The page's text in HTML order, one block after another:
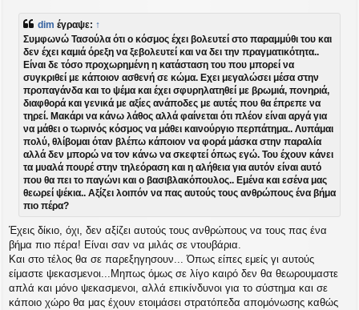
σ
σ
dim έγραψε: ↑
Συμφωνώ Τασούλα ότι ο κόσμος έχει βολευτεί στο παραμμύθι του και
δεν έχει καμιά όρεξη να ξεβολευτεί και να δει την πραγματικότητα..
Είναι δε τόσο προχωρημένη η κατάσταση του που μπορεί να
συγκριθεί με κάποιον ασθενή σε κώμα. Εχει μεγαλώσει μέσα στην
προπαγάνδα και το ψέμα και έχει σφυρηλατηθεί με βρωμιά, πονηριά,
διαφθορά και γενικά με αξίες ανάποδες με αυτές που θα έπρεπε να
τηρεί. Μακάρι να κάνω λάθος αλλά φαίνεται ότι πλέον είναι αργά για
να μάθει ο τωρινός κόσμος να μάθει καινούργιο περπάτημα.. Λυπάμαι
πολύ, θλίβομαι όταν βλέπω κάποιον να φορά μάσκα στην παραλία
αλλά δεν μπορώ να τον κάνω να σκεφτεί όπως εγώ. Του έχουν κάνει
τα μυαλά πουρέ στην τηλεόραση και η αλήθεια για αυτόν είναι αυτό
που θα πει το παγώνι και ο βασιβλακόπουλος.. Εμένα και εσένα μας
θεωρεί ψέκια.. Αξίζει λοιπόν να πας αυτούς τους ανθρώπους ένα βήμα
πιο πέρα?
Έχεις δίκιο, όχι, δεν αξίζει αυτούς τους ανθρώπους να τους πας ένα
βήμα πιο πέρα! Είναι σαν να μιλάς σε ντουβάρια.
Και στο τέλος θα σε παρεξηγησουν... Όπως είπες εμείς γι αυτούς
είμαστε ψεκασμενοι...Μηπως όμως σε λίγο καιρό δεν θα θεωρουμαστε
απλά και μόνο ψεκασμενοι, αλλά επικίνδυνοι για το σύστημα και σε
κάποιο χώρο θα μας έχουν ετοιμάσει στρατόπεδα απομόνωσης καθώς